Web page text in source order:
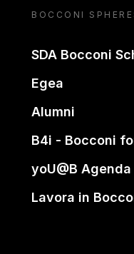
BOCCONI
SDA Bocconi
Egea
Alumni
B4i - Bocconi
yoU@B Agenda
Lavora in